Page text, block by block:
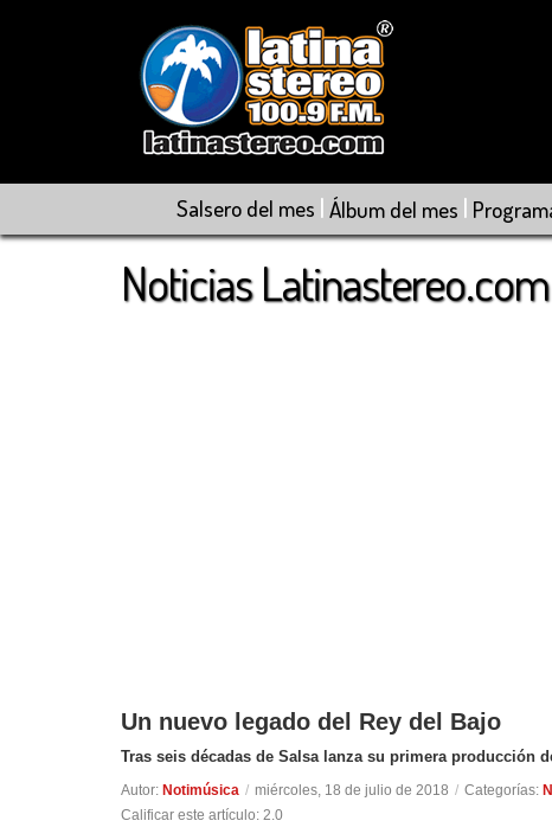
Salsero del mes | Álbum del mes |
Noticias Latinastereo.com
Un nuevo legado del Rey del Bajo
Tras seis décadas de Salsa lanza su primera producción
Autor: Notimúsica / miércoles, 18 de julio de 2018 / Categorías:
Calificar este artículo: 2.0